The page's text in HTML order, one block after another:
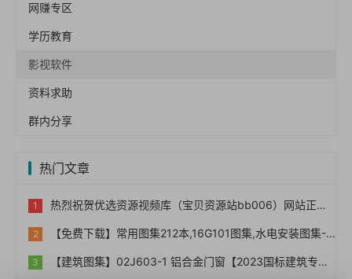
网赚专区
学历教育
影视软件
资料求助
群内分享
热门文章
热烈祝贺优选资源视频库（宝贝资源站bb006）网站正式上线！！
【免费下载】常用图集212本,16G101图集,水电安装图集-254本【01-0014】
【建筑图集】02J603-1 铝合金门窗【2023国标建筑专业图集大全】